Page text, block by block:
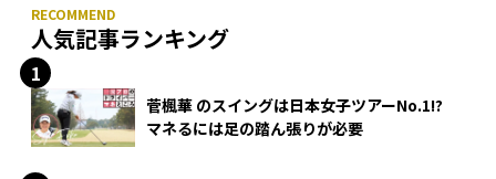
人気記事ランキング
菅楓華 のスイングは日本女子ツアーNo.1!?
マネるには足の踏ん張りが必要